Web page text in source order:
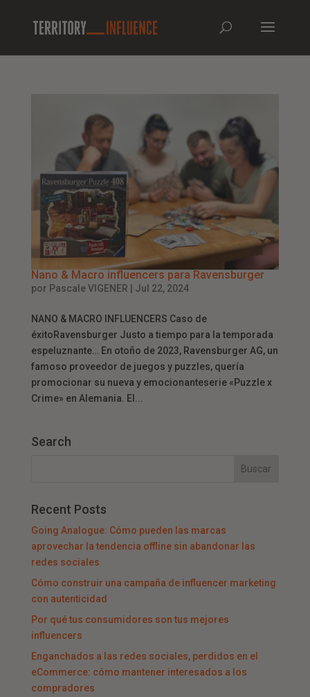
Nano & Macro influencers para Ravensburger
por Pascale VIGENER Jul 22, 2024
NANO & MACRO INFLUENCERS Caso de
éxitoRavensburger Justo a tiempo para la temporada
espeluznante… En otoño de 2023, Ravensburger AG, un
famoso proveedor de juegos y puzzles, quería
promocionar su nueva y emocionanteserie «Puzzle x
Crime» en Alemania. El...
Search
Recent Posts
Going Analogue: Cómo pueden las marcas
aprovechar la tendencia offline sin abandonar las
redes sociales
Cómo construir una campaña de influencer marketing
con autenticidad
Por qué tus consumidores son tus mejores
influencers
Enganchados a las redes sociales, perdidos en el
eCommerce: cómo mantener interesados a los
compradores